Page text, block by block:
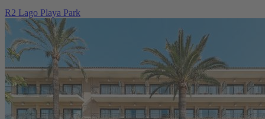
R2 Lago Playa Park